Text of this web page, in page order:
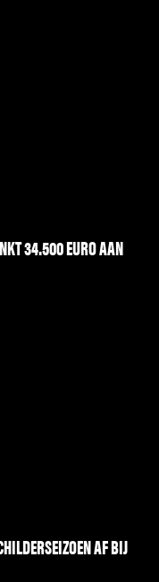
34.500 EURO AAN
AF BIJ